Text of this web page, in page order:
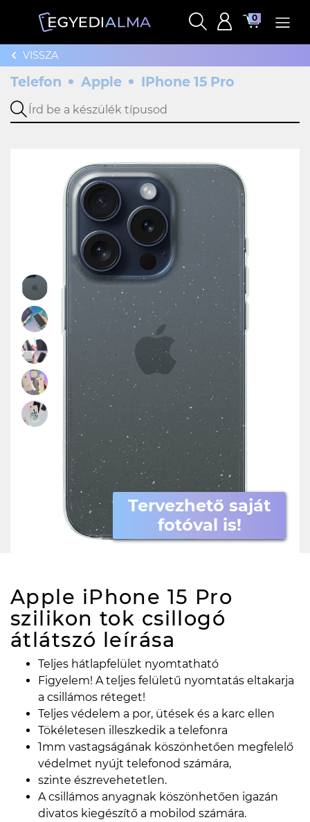
0
VISSZA
Telefon Apple IPhone 15 Pro
Tervezhető saját
fotóval is!
Apple iPhone 15 Pro
szilikon tok csillogó
átlátszó leírása
Teljes hátlapfelület nyomtatható
Figyelem! A teljes felületű nyomtatás eltakarja
a csillámos réteget!
Teljes védelem a por, ütések és a karc ellen
Tökéletesen illeszkedik a telefonra
1mm vastagságának köszönhetően megfelelő
védelmet nyújt telefonod számára,
szinte észrevehetetlen.
A csillámos anyagnak köszönhetően igazán
divatos kiegészítő a mobilod számára.